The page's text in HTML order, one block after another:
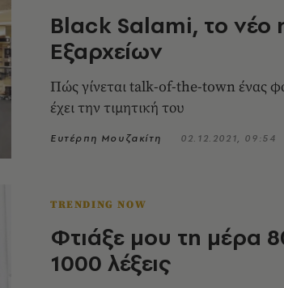
Black Salami, το
Εξαρχείων
Πώς γίνεται talk-of-the-town ένας
έχει την τιμητική του
Ευτέρπη Μουζακίτη 02.12.2021, 09:54
TRENDING NOW
Φτιάξε μου τη μέρα
1000 λέξεις